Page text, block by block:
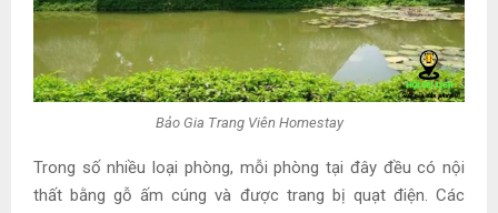
Bảo Gia Trang Viên Homestay
Trong số nhiều loại phòng, mỗi phòng tại đây đều có nội
thất bằng gỗ ấm cúng và được trang bị quạt điện. Các